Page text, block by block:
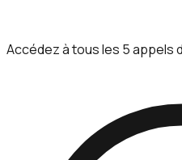
Accédez à tous les 5